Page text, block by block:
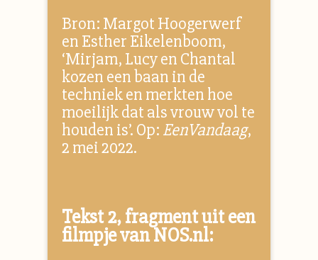
Bron: Margot Hoogerwerf
en Esther Eikelenboom,
‘Mirjam, Lucy en Chantal
kozen een baan in de
techniek en merkten hoe
moeilijk dat als vrouw vol te
houden is’. Op: EenVandaag,
2 mei 2022.
Tekst 2, fragment uit een
filmpje van NOS.nl: